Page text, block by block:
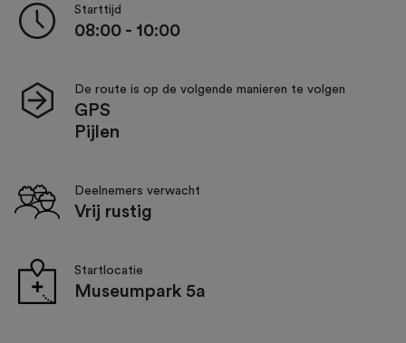
Starttijd
08:00 - 10:00
De route is op de volgende manieren te volgen
GPS
Pijlen
Deelnemers verwacht
Vrij rustig
Startlocatie
Museumpark 5a